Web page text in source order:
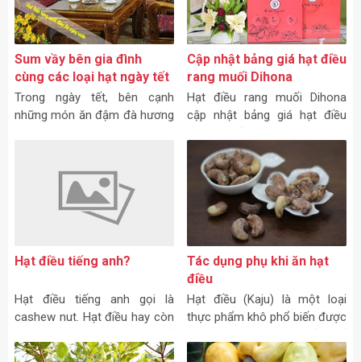
Sum vầy bên gia đình
cùng các loại hạt ngày tết
Trong ngày tết, bên cạnh
những món ăn đậm đà hương
nhỏ trong việc bảo vệ sức
khỏe, tạo sự vui miệng,
Cập nhật bảng giá hạt điều
rang muối Dihona
Hạt điều rang muối Dihona
cập nhật bảng giá hạt điều
điều hộp quà Phúc – Lộc –
Thọ Tổng trọng lượng cả hộp
quà Phúc – Lộc – Thọ là
1,7kg.
Hạt điều tiếng anh?
Hạt điều tiếng anh gọi là
cashew nut. Hạt điều hay còn
mọng nước và phần hạt hình
Tác dụng phụ khi ăn hạt
điều
Hạt điều (Kaju) là một loại
thực phẩm khô phổ biến được
giới với nhiều cách khác nhau.